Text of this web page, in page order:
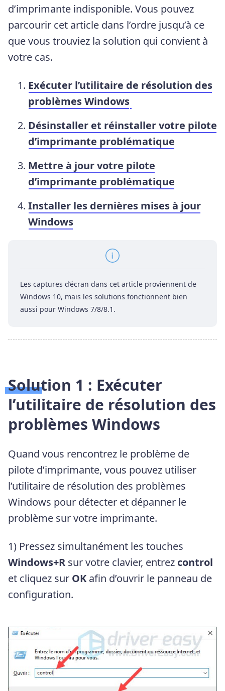
d’imprimante indisponible. Vous pouvez
parcourir cet article dans l’ordre jusqu’à ce
que vous trouviez la solution qui convient à
votre cas.
Exécuter l’utilitaire de résolution des
problèmes Windows
Désinstaller et réinstaller votre pilote
d’imprimante problématique
Mettre à jour votre pilote
d’imprimante problématique
Installer les dernières mises à jour
Windows
Les captures d’écran dans cet article proviennent de
Windows 10, mais les solutions fonctionnent bien
aussi pour Windows 7/8/8.1.
Solution 1 : Exécuter
l’utilitaire de résolution des
problèmes Windows
Quand vous rencontrez le problème de
pilote d’imprimante, vous pouvez utiliser
l’utilitaire de résolution des problèmes
Windows pour détecter et dépanner le
problème sur votre imprimante.
1) Pressez simultanément les touches
Windows+R sur votre clavier, entrez control
et cliquez sur OK afin d’ouvrir le panneau de
configuration.